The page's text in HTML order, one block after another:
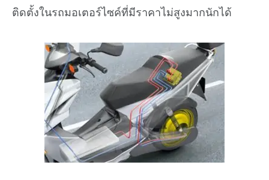
ติดตั้งในรถมอเตอร์ไซค์ที่มีราคาไม่สูงมากนักได้